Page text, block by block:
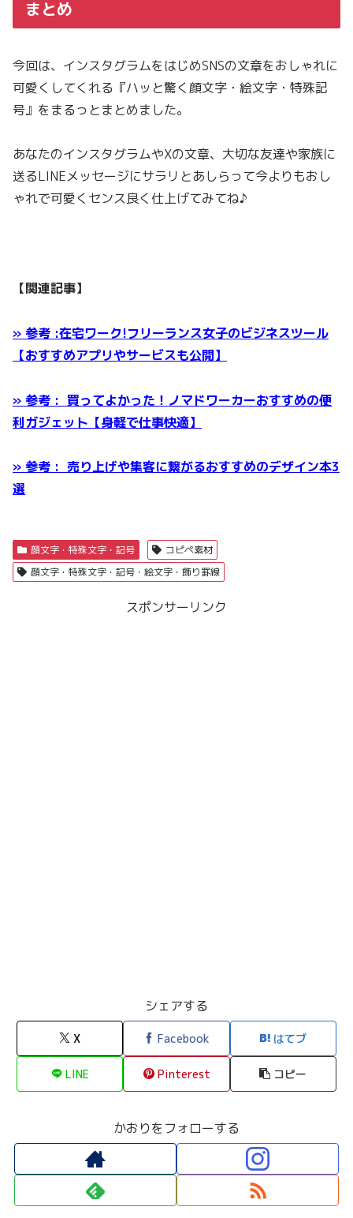
まとめ
今回は、インスタグラムをはじめSNSの文章をおしゃれに
可愛くしてくれる『ハッと驚く顔文字・絵文字・特殊記
号』をまるっとまとめました。
あなたのインスタグラムやXの文章、大切な友達や家族に
送るLINEメッセージにサラリとあしらって今よりもおし
ゃれで可愛くセンス良く仕上げてみてね♪
【関連記事】
» 参考 :在宅ワーク!フリーランス女子のビジネスツール
【おすすめアプリやサービスも公開】
» 参考 : 買ってよかった！ノマドワーカーおすすめの便
利ガジェット【身軽で仕事快適】
» 参考 : 売り上げや集客に繋がるおすすめのデザイン本3
選
顔文字・特殊文字・記号
コピペ素材
顔文字・特殊文字・記号・絵文字・飾り罫線
スポンサーリンク
シェアする
X Facebook はてブ
LINE Pinterest コピー
かおりをフォローする